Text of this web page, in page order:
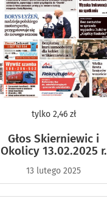
tylko2,46 zł
Głos Skierniewic i
Okolicy 13.02.2025 r.
13 lutego 2025